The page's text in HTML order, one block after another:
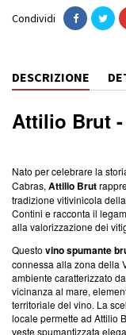
Condividi
DESCRIZIONE
Attilio Brut
Nato per celebrare la
Cabras, Attilio Brut
tradizione vitivinicola
Contini e racconta il
alla valorizzazione dei
Questo vino spumante
connessa alla zona della
ambiente caratterizzato
vicinanza al mare,
territoriale del vino. La
locale permette ad Attilio
veste spumantizzata